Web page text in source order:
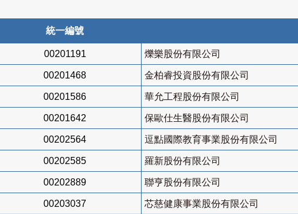
統一編號
00201191 爍樂股份有限公司
00201468 金柏睿投資股份有限公司
00201586 華允工程股份有限公司
00201642 保歐仕生醫股份有限公司
00202564 逗點國際教育事業股份有限公司
00202585 羅新股份有限公司
00202889 聯亨股份有限公司
00203037 芯慈健康事業股份有限公司